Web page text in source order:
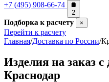
+7 (495) 908-66-74
2
Подборка к расчету ×
Перейти к расчету
Главная/Доставка по России/
Изделия на заказ с
Краснодар